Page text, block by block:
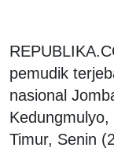
pemudik
nasional
Timur, Senin